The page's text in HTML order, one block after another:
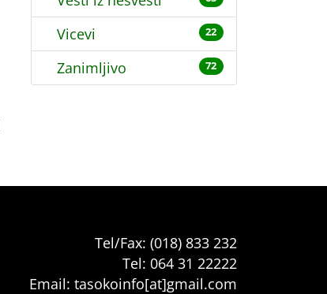
Vicevi 22
Zanimljivo 72
Tel/Fax: (018) 833 232
Tel: 064 31 22222
Email: tasokoinfo[at]gmail.com